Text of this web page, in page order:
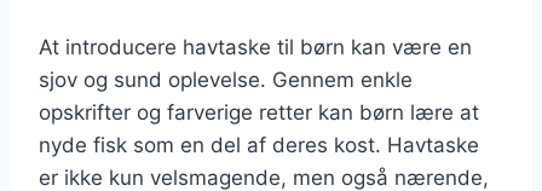
At introducere havtaske til børn kan være en
sjov og sund oplevelse. Gennem enkle
opskrifter og farverige retter kan børn lære at
nyde fisk som en del af deres kost. Havtaske
er ikke kun velsmagende, men også nærende,